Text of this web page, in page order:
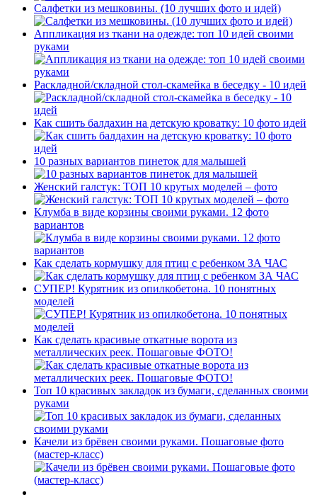
Салфетки из мешковины. (10 лучших фото и идей)
Аппликация из ткани на одежде: топ 10 идей своими
руками
Раскладной/складной стол-скамейка в беседку - 10 идей
Как сшить балдахин на детскую кроватку: 10 фото идей
10 разных вариантов пинеток для малышей
Женский галстук: ТОП 10 крутых моделей – фото
Клумба в виде корзины своими руками. 12 фото
вариантов
Как сделать кормушку для птиц с ребенком ЗА ЧАС
СУПЕР! Курятник из опилкобетона. 10 понятных
моделей
Как сделать красивые откатные ворота из
металлических реек. Пошаговые ФОТО!
Топ 10 красивых закладок из бумаги, сделанных своими
руками
Качели из брёвен своими руками. Пошаговые фото
(мастер-класс)